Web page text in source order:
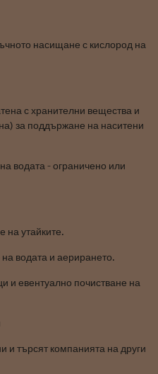
насищане с кислород на
с хранителни вещества и
за поддържане на наситени
водата - ограничено или
на утайките.
водата и аерирането.
и евентуално почистване на
търсят компанията на други